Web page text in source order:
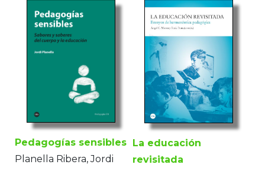
Pedagogías sensibles
Planella Ribera, Jordi
La educación
revisitada